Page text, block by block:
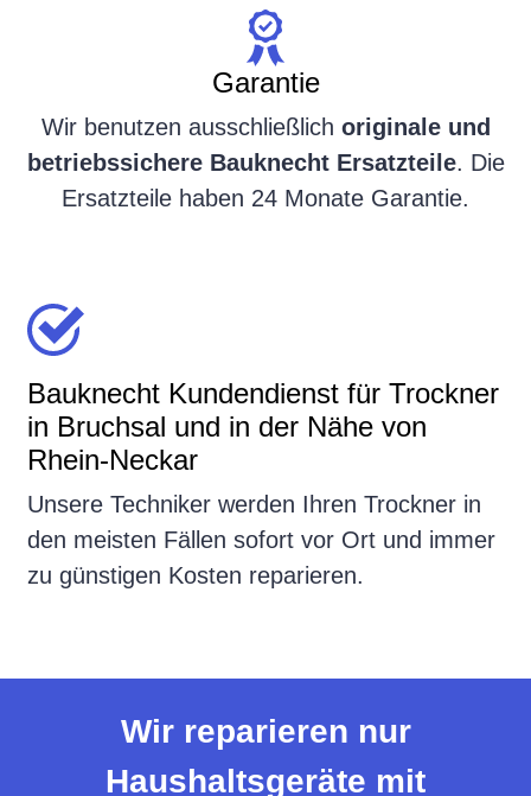
Garantie
Wir benutzen ausschließlich originale und
betriebssichere Bauknecht Ersatzteile. Die
Ersatzteile haben 24 Monate Garantie.
Bauknecht Kundendienst für Trockner
in Bruchsal und in der Nähe von
Rhein-Neckar
Unsere Techniker werden Ihren Trockner in
den meisten Fällen sofort vor Ort und immer
zu günstigen Kosten reparieren.
Wir reparieren nur
Haushaltsgeräte mit